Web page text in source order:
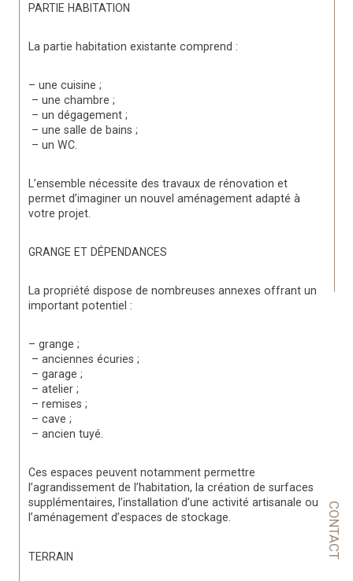
CONTACT
PARTIE HABITATION
La partie habitation existante comprend :
– une cuisine ;
– une chambre ;
– un dégagement ;
– une salle de bains ;
– un WC.
L’ensemble nécessite des travaux de rénovation et
permet d’imaginer un nouvel aménagement adapté à
votre projet.
GRANGE ET DÉPENDANCES
La propriété dispose de nombreuses annexes offrant un
important potentiel :
– grange ;
– anciennes écuries ;
– garage ;
– atelier ;
– remises ;
– cave ;
– ancien tuyé.
Ces espaces peuvent notamment permettre
l’agrandissement de l’habitation, la création de surfaces
supplémentaires, l’installation d’une activité artisanale ou
l’aménagement d’espaces de stockage.
TERRAIN